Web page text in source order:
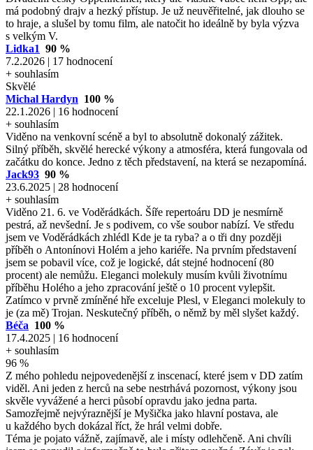
má podobný drajv a hezký přístup. Je už neuvěřitelné, jak dlouho se
to hraje, a slušel by tomu film, ale natočit ho ideálně by byla výzva
s velkým V.
Lidka1 90 %
7.2.2026 | 17 hodnocení
+ souhlasím
Skvělé
Michal Hardyn 100 %
22.1.2026 | 16 hodnocení
+ souhlasím
Viděno na venkovní scéně a byl to absolutně dokonalý zážitek.
Silný příběh, skvělé herecké výkony a atmosféra, která fungovala od
začátku do konce. Jedno z těch představení, na která se nezapomíná.
Jack93 90 %
23.6.2025 | 28 hodnocení
+ souhlasím
Viděno 21. 6. ve Voděrádkách. Šíře repertoáru DD je nesmírně
pestrá, až nevšední. Je s podivem, co vše soubor nabízí. Ve středu
jsem ve Voděrádkách zhlédl Kde je ta ryba? a o tři dny později
příběh o Antonínovi Holém a jeho kariéře. Na prvním představení
jsem se pobavil více, což je logické, dát stejné hodnocení (80
procent) ale nemůžu. Eleganci molekuly musím kvůli životnímu
příběhu Holého a jeho zpracování ještě o 10 procent vylepšit.
Zatímco v prvně zmíněné hře exceluje Plesl, v Eleganci molekuly to
je (za mě) Trojan. Neskutečný příběh, o němž by měl slyšet každý.
Béča 100 %
17.4.2025 | 16 hodnocení
+ souhlasím
96 %
Z mého pohledu nejpovedenější z inscenací, které jsem v DD zatím
viděl. Ani jeden z herců na sebe nestrhává pozornost, výkony jsou
skvěle vyvážené a herci působí opravdu jako jedna parta.
Samozřejmě nejvýraznější je Myšička jako hlavní postava, ale
u každého bych dokázal říct, že hrál velmi dobře.
Téma je pojato vážně, zajímavě, ale i místy odlehčeně. Ani chvíli